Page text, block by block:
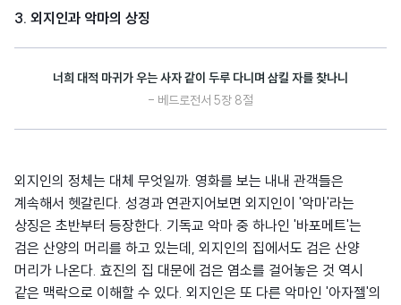
3. 외지인과 악마의 상징
너희 대적 마귀가 우는 사자 같이 두루 다니며 삼킬 자를 찾나니
- 베드로전서 5장 8절
외지인의 정체는 대체 무엇일까. 영화를 보는 내내 관객들은
계속해서 헷갈린다. 성경과 연관지어보면 외지인이 '악마'라는
상징은 초반부터 등장한다. 기독교 악마 중 하나인 '바포메트'는
검은 산양의 머리를 하고 있는데, 외지인의 집에서도 검은 산양
머리가 나온다. 효진의 집 대문에 검은 염소를 걸어놓은 것 역시
같은 맥락으로 이해할 수 있다. 외지인은 또 다른 악마인 '아자젤'의